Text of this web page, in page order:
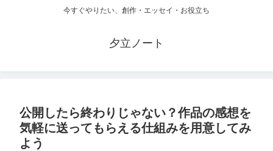
今すぐやりたい、創作・エッセイ・お役立ち
夕立ノート
公開したら終わりじゃない？作品の感想を
気軽に送ってもらえる仕組みを用意してみ
よう